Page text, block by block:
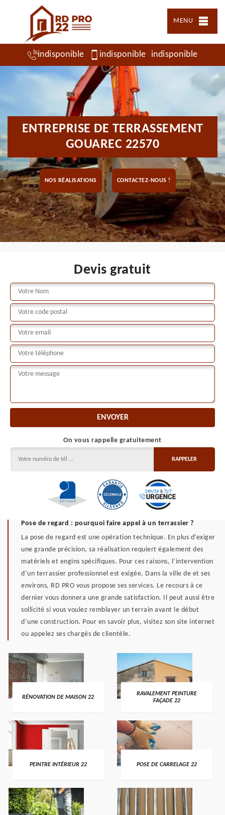
MENU
indisponible indisponible indisponible
ENTREPRISE DE TERRASSEMENT
GOUAREC 22570
NOS RÉALISATIONS CONTACTEZ-NOUS !
Devis gratuit
On vous rappelle gratuitement
Pose de regard : pourquoi faire appel à un terrassier ?
La pose de regard est une opération technique. En plus d’exiger
une grande précision, sa réalisation requiert également des
matériels et engins spécifiques. Pour ces raisons, l’intervention
d’un terrassier professionnel est exigée. Dans la ville de et ses
environs, RD PRO vous propose ses services. Le recours à ce
dernier vous donnera une grande satisfaction. Il peut aussi être
sollicité si vous voulez remblayer un terrain avant le début
d’une construction. Pour en savoir plus, visitez son site internet
ou appelez ses chargés de clientèle.
RÉNOVATION DE MAISON 22
RAVALEMENT PEINTURE
FAÇADE 22
PEINTRE INTÉRIEUR 22 POSE DE CARRELAGE 22